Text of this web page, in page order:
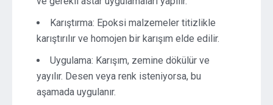
Karıştırma: Epoksi malzemeler titizlikle
karıştırılır ve homojen bir karışım elde edilir.
Uygulama: Karışım, zemine dökülür ve
yayılır. Desen veya renk isteniyorsa, bu
aşamada uygulanır.